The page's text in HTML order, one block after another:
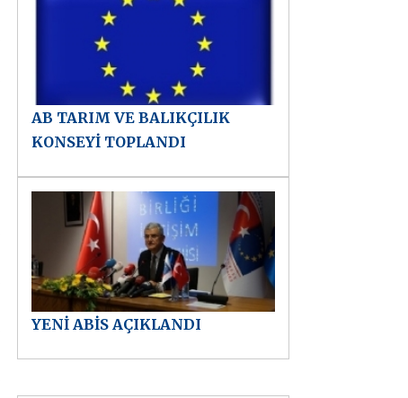
AB TARIM VE BALIKÇILIK
KONSEYİ TOPLANDI
YENİ ABİS AÇIKLANDI